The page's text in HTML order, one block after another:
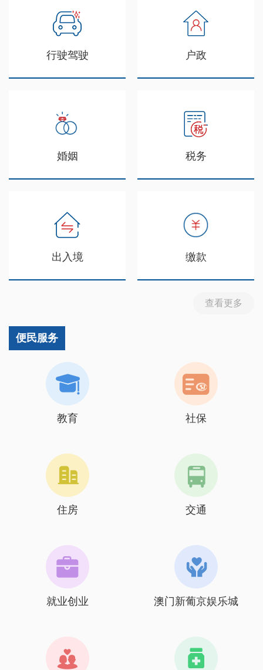
行驶驾驶 户政
婚姻 税务
出入境 缴款
查看更多
便民服务
教育 社保
住房 交通
就业创业 澳门新葡京娱乐城